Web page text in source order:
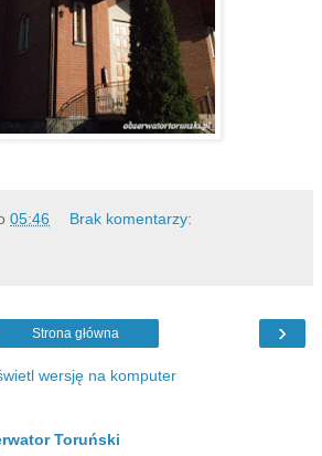
05:46 Brak komentarzy:
›
Strona główna
wersję na komputer
Toruński